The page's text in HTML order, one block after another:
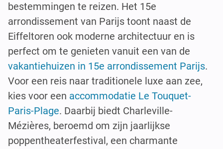
bestemmingen te reizen. Het 15e
arrondissement van Parijs toont naast de
Eiffeltoren ook moderne architectuur en is
perfect om te genieten vanuit een van de
vakantiehuizen in 15e arrondissement Parijs.
Voor een reis naar traditionele luxe aan zee,
kies voor een accommodatie Le Touquet-
Paris-Plage. Daarbij biedt Charleville-
Mézières, beroemd om zijn jaarlijkse
poppentheaterfestival, een charmante